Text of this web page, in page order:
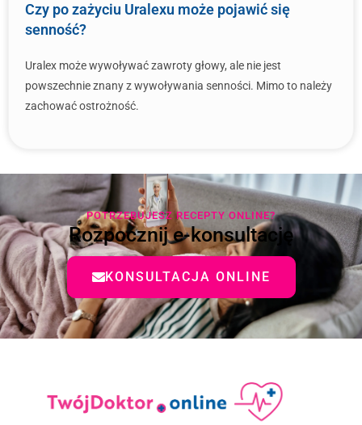
Czy po zażyciu Uralexu może pojawić się
senność?
Uralex może wywoływać zawroty głowy, ale nie jest
powszechnie znany z wywoływania senności. Mimo to należy
zachować ostrożność.
POTRZEBUJESZ RECEPTY ONLINE?
Rozpocznij e-konsultację
KONSULTACJA ONLINE